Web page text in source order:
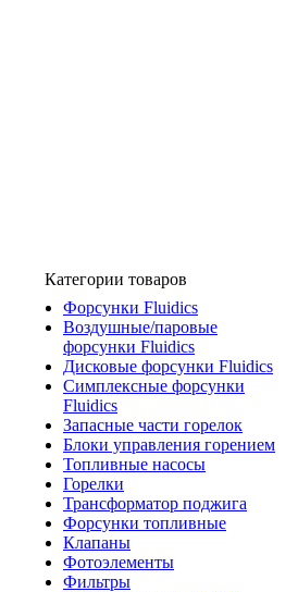
Категории товаров
Форсунки Fluidics
Воздушные/паровые
форсунки Fluidics
Дисковые форсунки Fluidics
Симплексные форсунки
Fluidics
Запасные части горелок
Блоки управления горением
Топливные насосы
Горелки
Трансформатор поджига
Форсунки топливные
Клапаны
Фотоэлементы
Фильтры